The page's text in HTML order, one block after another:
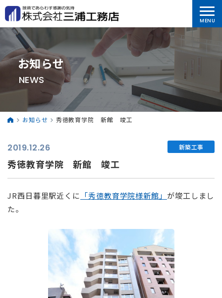
お知らせ
NEWS
お知らせ 秀徳教育学院 新館 竣工
2019.12.26 新築工事
秀徳教育学院 新館 竣工
JR西日暮里駅近くに 「秀徳教育学院様新館」 が竣工しまし
た。